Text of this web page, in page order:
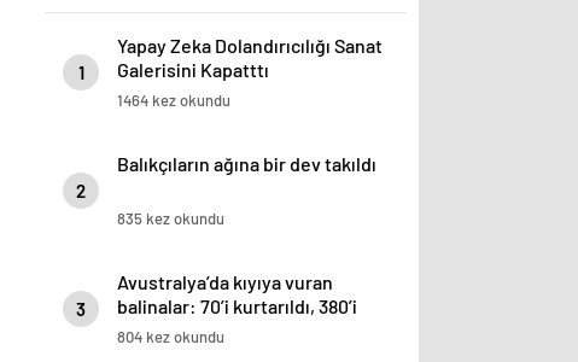
1
Yapay Zeka Dolandırıcılığı Sanat
Galerisini Kapatttı
1464 kez okundu
2
Balıkçıların ağına bir dev takıldı
835 kez okundu
3
Avustralya’da kıyıya vuran
balinalar: 70’i kurtarıldı, 380’i
öldü
804 kez okundu